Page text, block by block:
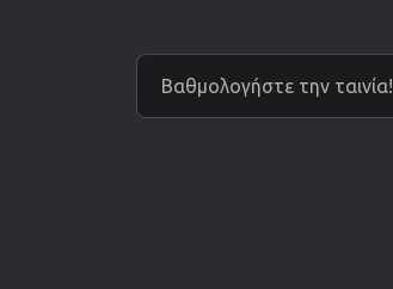
Βαθμολογήστε την ταινία!